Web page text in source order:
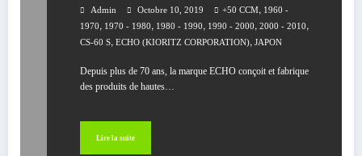
Admin Octobre 10, 2019 +50 CCM, 1960 -
1970, 1970 - 1980, 1980 - 1990, 1990 - 2000, 2000 - 2010,
CS-60 S, ECHO (KIORITZ CORPORATION), JAPON
Depuis plus de 70 ans, la marque ECHO conçoit et fabrique
des produits de hautes…
Lire la suite